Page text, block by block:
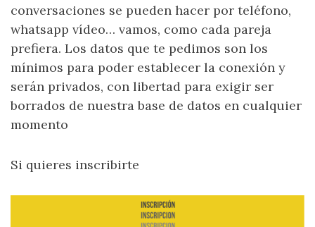
conversaciones se pueden hacer por teléfono,
whatsapp vídeo… vamos, como cada pareja
prefiera. Los datos que te pedimos son los
mínimos para poder establecer la conexión y
serán privados, con libertad para exigir ser
borrados de nuestra base de datos en cualquier
momento
Si quieres inscribirte